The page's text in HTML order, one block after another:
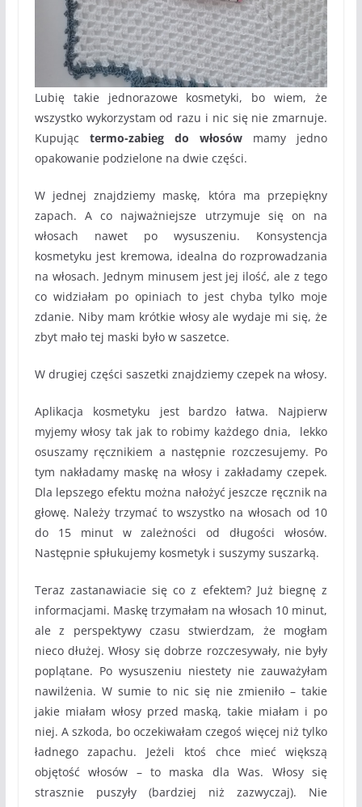
Lubię takie jednorazowe kosmetyki, bo wiem, że
wszystko wykorzystam od razu i nic się nie zmarnuje.
Kupując termo-zabieg do włosów mamy jedno
opakowanie podzielone na dwie części.
W jednej znajdziemy maskę, która ma przepiękny
zapach. A co najważniejsze utrzymuje się on na
włosach nawet po wysuszeniu. Konsystencja
kosmetyku jest kremowa, idealna do rozprowadzania
na włosach. Jednym minusem jest jej ilość, ale z tego
co widziałam po opiniach to jest chyba tylko moje
zdanie. Niby mam krótkie włosy ale wydaje mi się, że
zbyt mało tej maski było w saszetce.
W drugiej części saszetki znajdziemy czepek na włosy.
Aplikacja kosmetyku jest bardzo łatwa. Najpierw
myjemy włosy tak jak to robimy każdego dnia, lekko
osuszamy ręcznikiem a następnie rozczesujemy. Po
tym nakładamy maskę na włosy i zakładamy czepek.
Dla lepszego efektu można nałożyć jeszcze ręcznik na
głowę. Należy trzymać to wszystko na włosach od 10
do 15 minut w zależności od długości włosów.
Następnie spłukujemy kosmetyk i suszymy suszarką.
Teraz zastanawiacie się co z efektem? Już biegnę z
informacjami. Maskę trzymałam na włosach 10 minut,
ale z perspektywy czasu stwierdzam, że mogłam
nieco dłużej. Włosy się dobrze rozczesywały, nie były
poplątane. Po wysuszeniu niestety nie zauważyłam
nawilżenia. W sumie to nic się nie zmieniło – takie
jakie miałam włosy przed maską, takie miałam i po
niej. A szkoda, bo oczekiwałam czegoś więcej niż tylko
ładnego zapachu. Jeżeli ktoś chce mieć większą
objętość włosów – to maska dla Was. Włosy się
strasznie puszyły (bardziej niż zazwyczaj). Nie